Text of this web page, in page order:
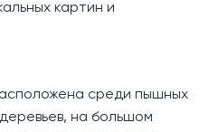
картин и
среди пышных
на большом